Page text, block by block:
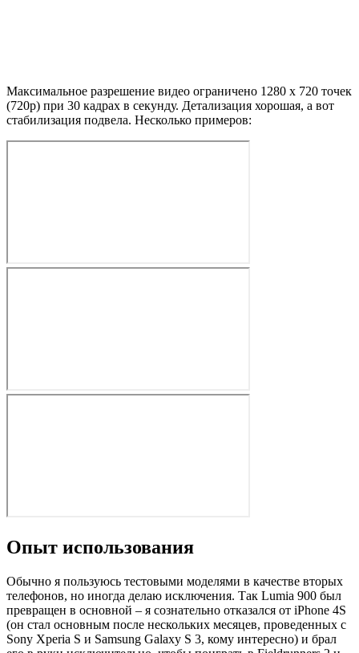
Максимальное разрешение видео ограничено 1280 х 720 точек
(720p) при 30 кадрах в секунду. Детализация хорошая, а вот
стабилизация подвела. Несколько примеров:
Опыт использования
Обычно я пользуюсь тестовыми моделями в качестве вторых
телефонов, но иногда делаю исключения. Так Lumia 900 был
превращен в основной – я сознательно отказался от iPhone 4S
(он стал основным после нескольких месяцев, проведенных с
Sony Xperia S и Samsung Galaxy S 3, кому интересно) и брал